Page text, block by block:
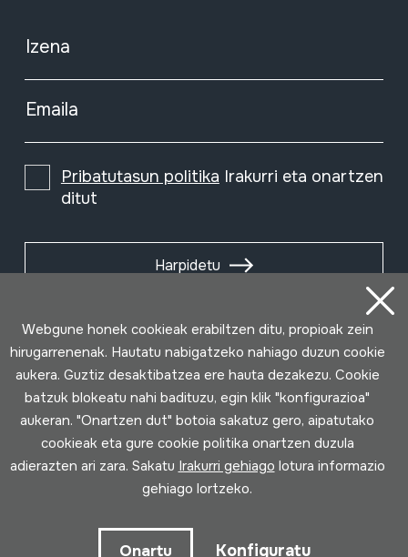
Izena
Emaila
Pribatutasun politika Irakurri eta onartzen
ditut
Harpidetu
Erabilpen baldintzak Pribatutasun politika
Loturak garatua
Webgune honek cookieak erabiltzen ditu, propioak zein
hirugarrenenak. Hautatu nabigatzeko nahiago duzun cookie
aukera. Guztiz desaktibatzea ere hauta dezakezu. Cookie
batzuk blokeatu nahi badituzu, egin klik "konfigurazioa"
aukeran. "Onartzen dut" botoia sakatuz gero, aipatutako
cookieak eta gure cookie politika onartzen duzula
adierazten ari zara. Sakatu Irakurri gehiago lotura informazio
gehiago lortzeko.
Onartu Konfiguratu